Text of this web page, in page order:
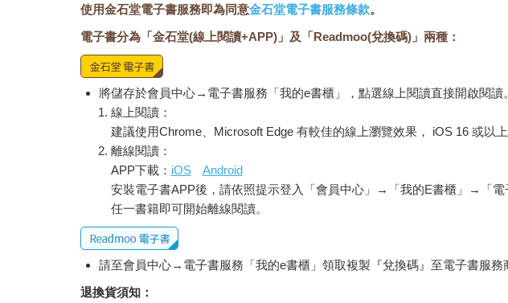
使用金石堂電子書服務即為同意金石堂電子書服務條款。
電子書分為「金石堂(線上閱讀+APP)」及「Readmoo(兌換碼)」兩種：
將儲存於會員中心→電子書服務「我的e書櫃」，點選線上閱讀直接開啟閱讀。
線上閱讀：
建議使用Chrome、Microsoft Edge 有較佳的線上瀏覽效果， iOS 16 或以
離線閱讀：
APP下載： iOS
Android
安裝電子書APP後，請依照提示登入「會員中心」→「我的E書櫃」→「
任一書籍即可開始離線閱讀。
請至會員中心→電子書服務「我的e書櫃」領取複製『兌換碼』至電子書服務
退換貨須知：